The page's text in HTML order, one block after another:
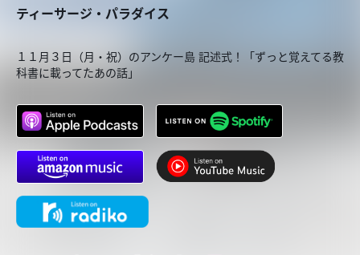
ティーサージ・パラダイス
１１月３日（月・祝）のアンケー島 記述式！「ずっと覚えてる教
科書に載ってたあの話」